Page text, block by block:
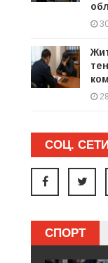
СОЦ. СЕТИ
СПОРТ